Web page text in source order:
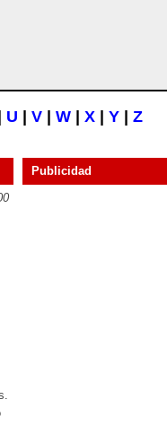
U V W X Y Z
Publicidad